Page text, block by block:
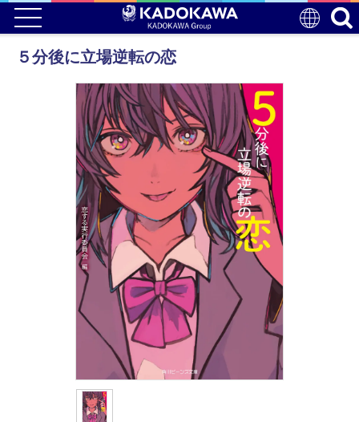
５分後に立場逆転の恋